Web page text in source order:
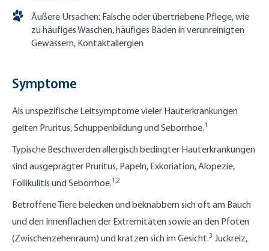
Äußere Ursachen: Falsche oder übertriebene Pflege, wie
zu häufiges Waschen, häufiges Baden in verunreinigten
Gewässern, Kontaktallergien
Symptome
Als unspezifische Leitsymptome vieler Hauterkrankungen
gelten Pruritus, Schuppenbildung und Seborrhoe.1
Typische Beschwerden allergisch bedingter Hauterkrankungen
sind ausgeprägter Pruritus, Papeln, Exkoriation, Alopezie,
Follikulitis und Seborrhoe.1,2
Betroffene Tiere belecken und beknabbern sich oft am Bauch
und den Innenflächen der Extremitäten sowie an den Pfoten
(Zwischenzehenraum) und kratzen sich im Gesicht.3 Juckreiz,